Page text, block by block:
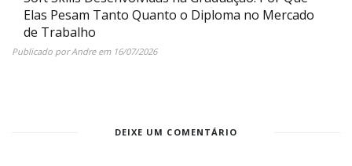
Elas Pesam Tanto Quanto o Diploma no Mercado
de Trabalho
Publicado porAndreem 16/07/2026
DEIXE UM COMENTÁRIO